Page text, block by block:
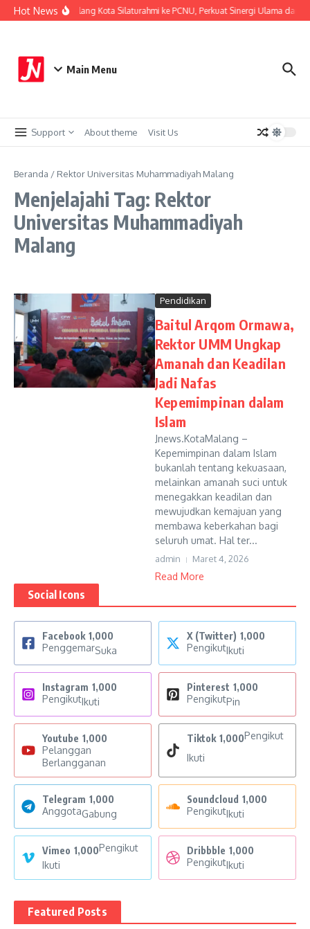
Lewati ke konten
Hot News
Kapolresta Malang Kota Silaturahmi ke PCNU, Perkuat Sinergi Ulama dan
Main Menu
Support About theme Visit Us
Beranda / Rektor Universitas Muhammadiyah Malang
Menjelajahi Tag: Rektor
Universitas Muhammadiyah
Malang
Pendidikan
Baitul Arqom Ormawa,
Rektor UMM Ungkap
Amanah dan Keadilan
Jadi Nafas
Kepemimpinan dalam
Islam
Jnews.KotaMalang –
Kepemimpinan dalam Islam
bukanlah tentang kekuasaan,
melainkan amanah suci untuk
menegakkan keadilan dan
mewujudkan kemajuan yang
membawa keberkahan bagi
seluruh umat. Hal ter...
admin Maret 4, 2026
Read More
Social Icons
Facebook 1,000
PenggemarSuka
X (Twitter) 1,000
PengikutIkuti
Instagram 1,000
PengikutIkuti
Pinterest 1,000
PengikutPin
Youtube 1,000
Pelanggan
Berlangganan
Tiktok 1,000Pengikut
Ikuti
Telegram 1,000
AnggotaGabung
Soundcloud 1,000
PengikutIkuti
Vimeo 1,000Pengikut
Ikuti
Dribbble 1,000
PengikutIkuti
Featured Posts